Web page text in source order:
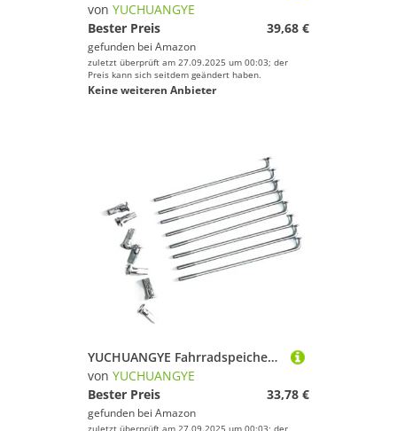
von YUCHUANGYE
Bester Preis
39,68 €
gefunden bei Amazon
zuletzt überprüft am 27.09.2025 um 00:03; der
Preis kann sich seitdem geändert haben.
Keine weiteren Anbieter
YUCHUANGYE Fahrradspeichen 36 Teile/los Fahrrad Speichen 12G Durchmesser 2,5mm Länge 70-185mm Mit(85mm)
von YUCHUANGYE
Bester Preis
33,78 €
gefunden bei Amazon
zuletzt überprüft am 27.09.2025 um 00:03; der